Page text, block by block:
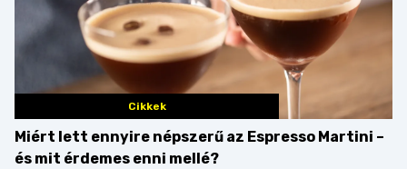
Cikkek
Miért lett ennyire népszerű az Espresso Martini –
és mit érdemes enni mellé?